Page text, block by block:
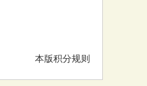
本版积分规则